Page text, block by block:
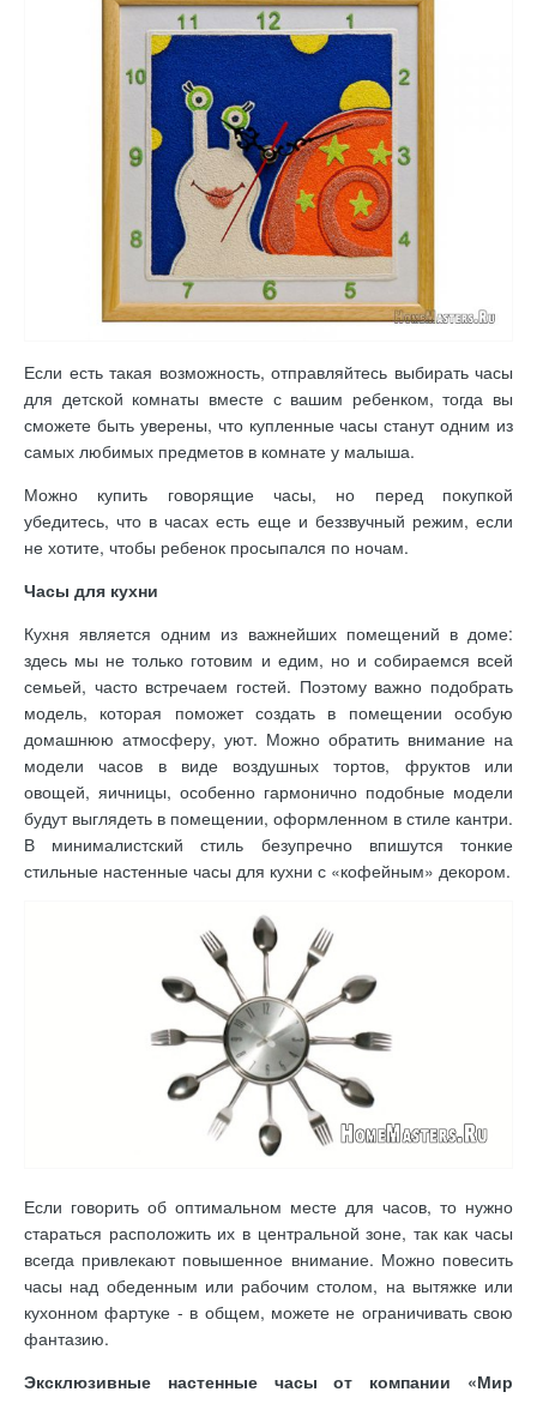
Если есть такая возможность, отправляйтесь выбирать часы
для детской комнаты вместе с вашим ребенком, тогда вы
сможете быть уверены, что купленные часы станут одним из
самых любимых предметов в комнате у малыша.
Можно купить говорящие часы, но перед покупкой
убедитесь, что в часах есть еще и беззвучный режим, если
не хотите, чтобы ребенок просыпался по ночам.
Часы для кухни
Кухня является одним из важнейших помещений в доме:
здесь мы не только готовим и едим, но и собираемся всей
семьей, часто встречаем гостей. Поэтому важно подобрать
модель, которая поможет создать в помещении особую
домашнюю атмосферу, уют. Можно обратить внимание на
модели часов в виде воздушных тортов, фруктов или
овощей, яичницы, особенно гармонично подобные модели
будут выглядеть в помещении, оформленном в стиле кантри.
В минималистский стиль безупречно впишутся тонкие
стильные настенные часы для кухни с «кофейным» декором.
Если говорить об оптимальном месте для часов, то нужно
стараться расположить их в центральной зоне, так как часы
всегда привлекают повышенное внимание. Можно повесить
часы над обеденным или рабочим столом, на вытяжке или
кухонном фартуке - в общем, можете не ограничивать свою
фантазию.
Эксклюзивные настенные часы от компании «Мир